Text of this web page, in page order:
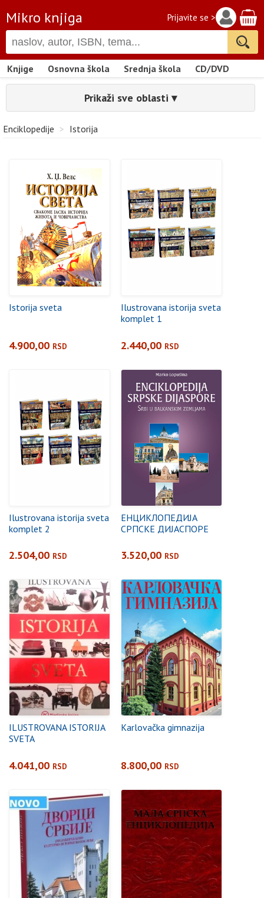
Mikro knjiga Prijavite se >
Knjige Osnovna škola Srednja škola CD/DVD
Prikaži sve oblasti ▾
Enciklopedije > Istorija
Istorija sveta
4.900,00 RSD
Ilustrovana istorija sveta
komplet 1
2.440,00 RSD
Ilustrovana istorija sveta
komplet 2
2.504,00 RSD
ЕНЦИКЛОПЕДИЈА
СРПСКЕ ДИЈАСПОРЕ
3.520,00 RSD
ILUSTROVANA ISTORIJA
SVETA
4.041,00 RSD
Karlovačka gimnazija
8.800,00 RSD